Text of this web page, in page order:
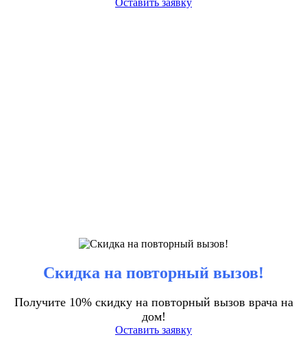
Оставить заявку
Скидка на повторный вызов!
Получите 10% скидку на повторный вызов врача на
дом!
Оставить заявку